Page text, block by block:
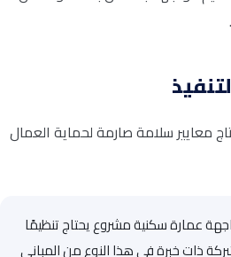
معايير سلامة صارمة لحماية العمال
عمارة سكنية مشروع يحتاج تنظيمًا
ذات خبرة في هذا النوع من المباني